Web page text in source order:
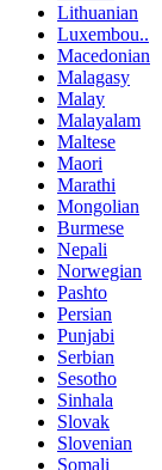
Lithuanian
Luxembou..
Macedonian
Malagasy
Malay
Malayalam
Maltese
Maori
Marathi
Mongolian
Burmese
Nepali
Norwegian
Pashto
Persian
Punjabi
Serbian
Sesotho
Sinhala
Slovak
Slovenian
Somali